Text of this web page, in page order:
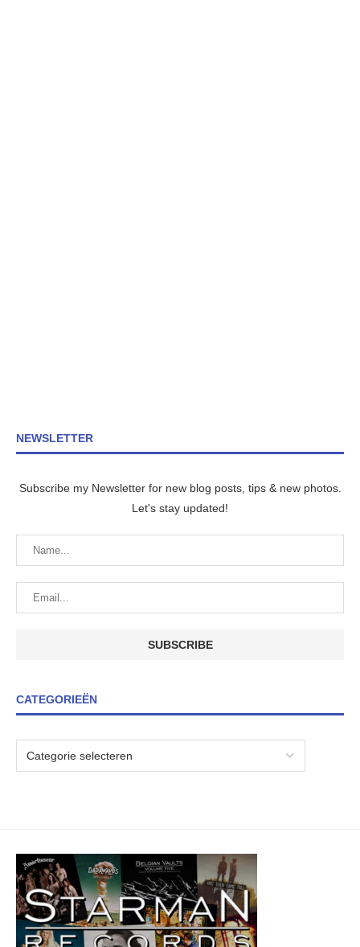
NEWSLETTER
Subscribe my Newsletter for new blog posts, tips & new photos.
Let's stay updated!
CATEGORIEËN